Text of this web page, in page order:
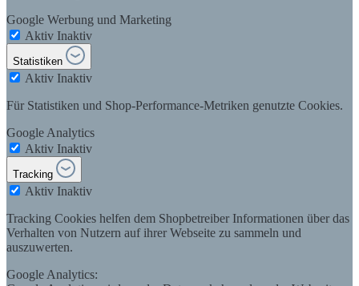
Google Werbung und Marketing
Aktiv Inaktiv
Statistiken
Aktiv Inaktiv
Für Statistiken und Shop-Performance-Metriken genutzte Cookies.
Google Analytics
Aktiv Inaktiv
Tracking
Aktiv Inaktiv
Tracking Cookies helfen dem Shopbetreiber Informationen über das
Verhalten von Nutzern auf ihrer Webseite zu sammeln und
auszuwerten.
Google Analytics: